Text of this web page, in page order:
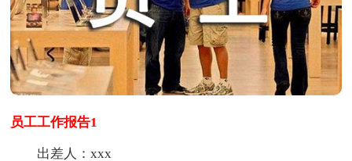
员工工作报告1
出差人：xxx